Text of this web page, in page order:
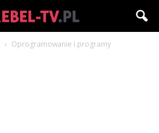
Oprogramowanie i programy